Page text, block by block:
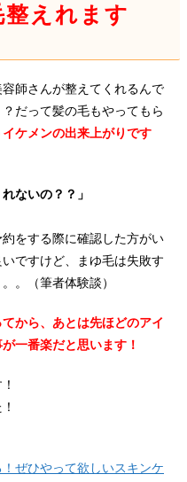
整えれます
師さんが整えてくれるんで
だって髪の毛もやってもら
イケメンの出来上がりです
ないの？？」
をする際に確認した方がい
ですけど、まゆ毛は失敗す
。（筆者体験談）
から、 あとは先ほどのアイ
一番楽だと思います！
ぜひやって欲しいスキンケ